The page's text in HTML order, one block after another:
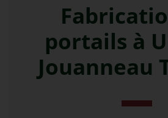
portails à
Jouanneau